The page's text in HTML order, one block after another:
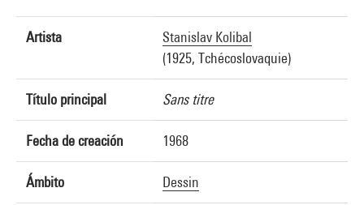
Artista
Stanislav Kolibal
(1925, Tchécoslovaquie)
Título principal Sans titre
Fecha de creación 1968
Ámbito Dessin